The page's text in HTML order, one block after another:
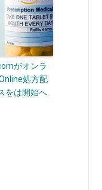
がオンラ
処方配
をは開始へ